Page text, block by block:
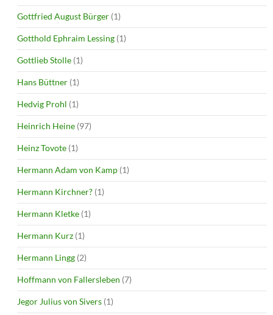
Gottfried August Bürger (1)
Gotthold Ephraim Lessing (1)
Gottlieb Stolle (1)
Hans Büttner (1)
Hedvig Prohl (1)
Heinrich Heine (97)
Heinz Tovote (1)
Hermann Adam von Kamp (1)
Hermann Kirchner? (1)
Hermann Kletke (1)
Hermann Kurz (1)
Hermann Lingg (2)
Hoffmann von Fallersleben (7)
Jegor Julius von Sivers (1)